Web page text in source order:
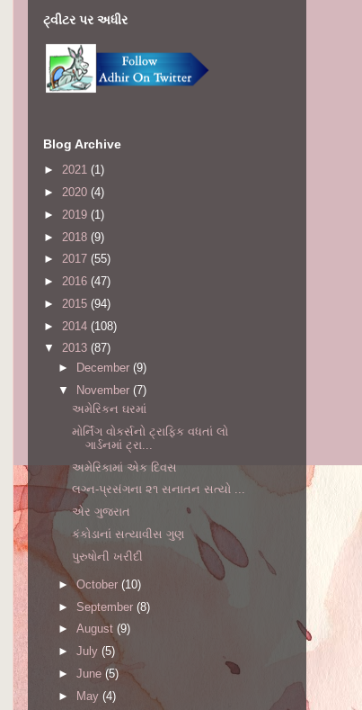
ટ્વીટર પર અધીર
Blog Archive
► 2021 (1)
► 2020 (4)
► 2019 (1)
► 2018 (9)
► 2017 (55)
► 2016 (47)
► 2015 (94)
► 2014 (108)
▼ 2013 (87)
►
December (9)
▼ November (7)
અમેરિકન ઘરમાં
મોર્નિંગ વોકર્સનો ટ્રાફિક વધતાં લો
ગાર્ડનમાં ટ્રા...
અમેરિકામાં એક દિવસ
લગ્ન-પ્રસંગના ૨૧ સનાતન સત્યો ...
એર ગુજરાત
કંકોડાનાં સત્યાવીસ ગુણ
પુરુષોની ખરીદી
►October (10)
► September (8)
► August (9)
► July (5)
► June (5)
► May (4)